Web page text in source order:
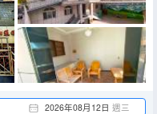
2026年08月12日 週三